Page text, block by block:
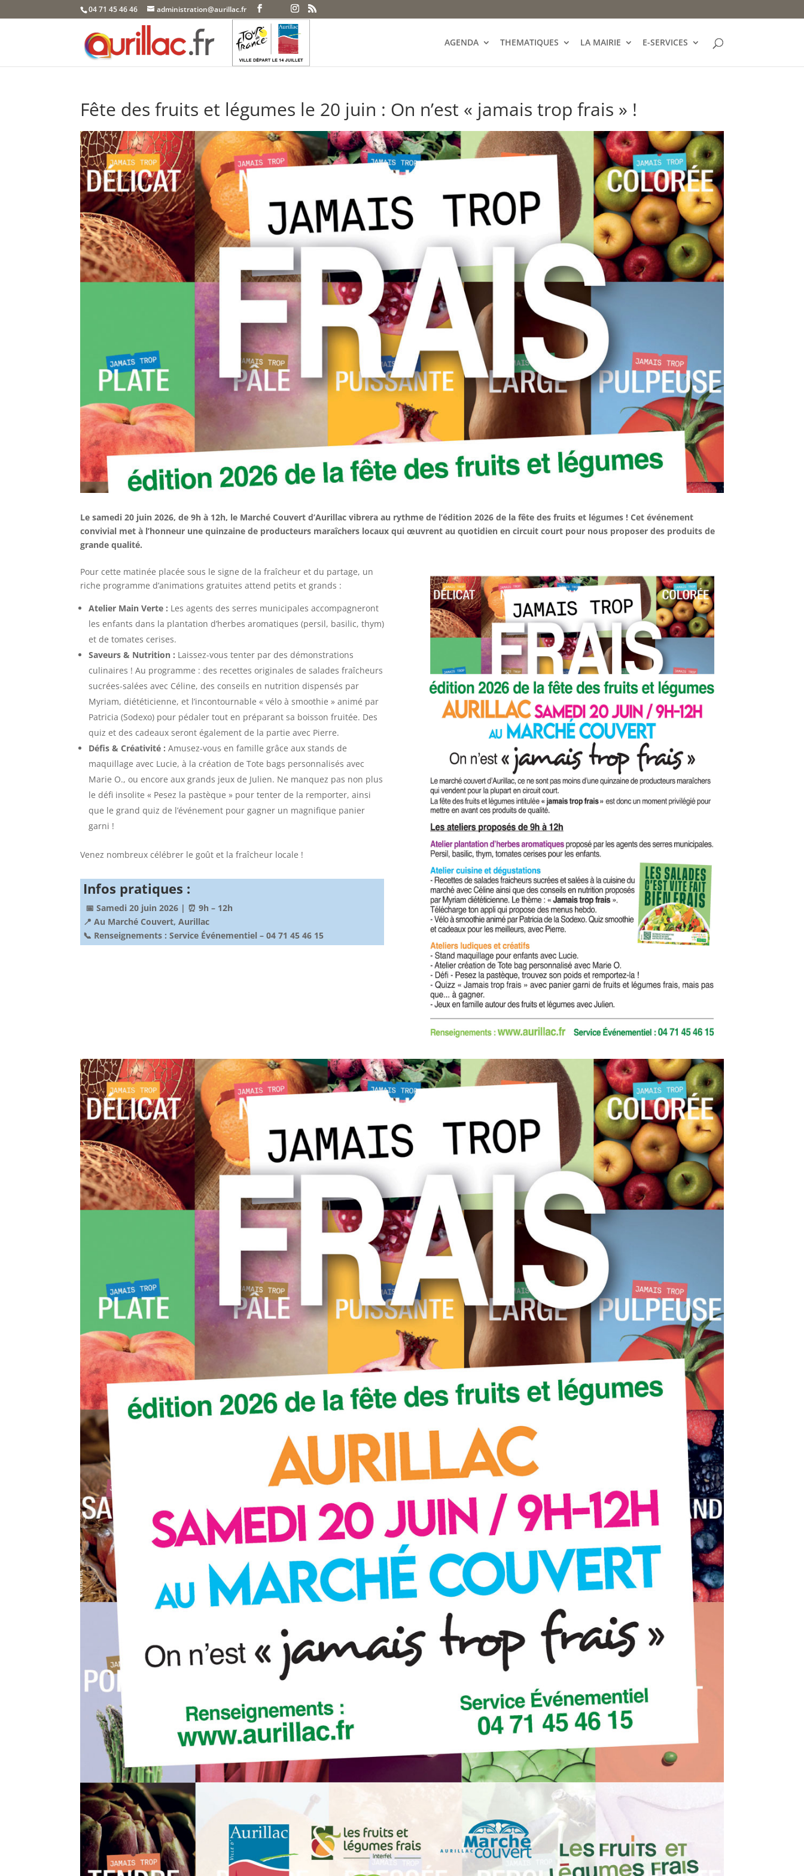
04 71 45 46 46 administration@aurillac.fr
AGENDA THEMATIQUES LA MAIRIE E-SERVICES
Fête des fruits et légumes le 20 juin : On n’est « jamais trop frais » !
Le samedi 20 juin 2026, de 9h à 12h, le Marché Couvert d’Aurillac vibrera au rythme de l’édition 2026 de la fête des fruits et légumes ! Cet événement
convivial met à l’honneur une quinzaine de producteurs maraîchers locaux qui œuvrent au quotidien en circuit court pour nous proposer des produits de
grande qualité.
Pour cette matinée placée sous le signe de la fraîcheur et du partage, un
riche programme d’animations gratuites attend petits et grands :
Atelier Main Verte : Les agents des serres municipales accompagneront
les enfants dans la plantation d’herbes aromatiques (persil, basilic, thym)
et de tomates cerises.
Saveurs & Nutrition : Laissez-vous tenter par des démonstrations
culinaires ! Au programme : des recettes originales de salades fraîcheurs
sucrées-salées avec Céline, des conseils en nutrition dispensés par
Myriam, diététicienne, et l’incontournable « vélo à smoothie » animé par
Patricia (Sodexo) pour pédaler tout en préparant sa boisson fruitée. Des
quiz et des cadeaux seront également de la partie avec Pierre.
Défis & Créativité : Amusez-vous en famille grâce aux stands de
maquillage avec Lucie, à la création de Tote bags personnalisés avec
Marie O., ou encore aux grands jeux de Julien. Ne manquez pas non plus
le défi insolite « Pesez la pastèque » pour tenter de la remporter, ainsi
que le grand quiz de l’événement pour gagner un magnifique panier
garni !
Venez nombreux célébrer le goût et la fraîcheur locale !
Infos pratiques :
📅 Samedi 20 juin 2026 | ⏰ 9h – 12h
📍 Au Marché Couvert, Aurillac
📞 Renseignements : Service Événementiel – 04 71 45 46 15